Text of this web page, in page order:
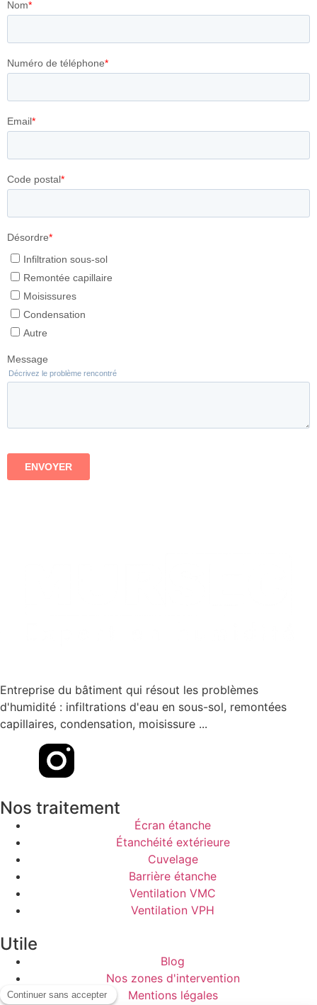
Entreprise du bâtiment qui résout les problèmes
d'humidité : infiltrations d'eau en sous-sol, remontées
capillaires, condensation, moisissure ...
Nos traitement
Écran étanche
Étanchéité extérieure
Cuvelage
Barrière étanche
Ventilation VMC
Ventilation VPH
Utile
Blog
Nos zones d'intervention
Mentions légales